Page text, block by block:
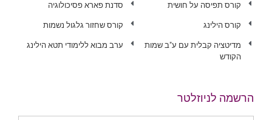
קורס תפיסה על חושית
קורס הילינג
מדיטציה קבלית עם ע"ב שמות
הקודש
סדנת פארא פסיכולוגיה
קורס שחזור גלגול נשמות
ערב מבוא ללימודי תטא הילינג
הרשמה לניוזלטר